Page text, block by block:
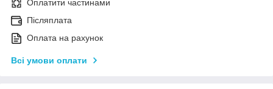
Оплатити частинами
Післяплата
Оплата на рахунок
Всі умови оплати